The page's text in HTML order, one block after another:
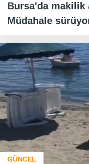
Bursa'da makilik
Müdahale
GÜNCEL